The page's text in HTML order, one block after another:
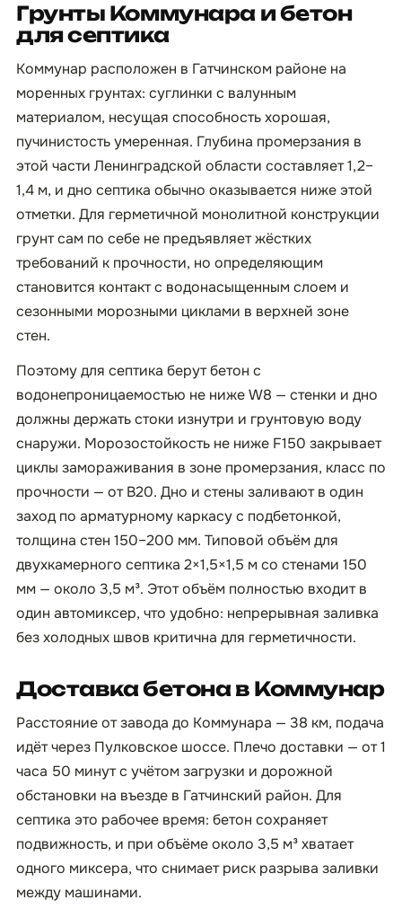
Грунты Коммунара и бетон
для септика
Коммунар расположен в Гатчинском районе на
моренных грунтах: суглинки с валунным
материалом, несущая способность хорошая,
пучинистость умеренная. Глубина промерзания в
этой части Ленинградской области составляет 1,2–
1,4 м, и дно септика обычно оказывается ниже этой
отметки. Для герметичной монолитной конструкции
грунт сам по себе не предъявляет жёстких
требований к прочности, но определяющим
становится контакт с водонасыщенным слоем и
сезонными морозными циклами в верхней зоне
стен.
Поэтому для септика берут бетон с
водонепроницаемостью не ниже W8 — стенки и дно
должны держать стоки изнутри и грунтовую воду
снаружи. Морозостойкость не ниже F150 закрывает
циклы замораживания в зоне промерзания, класс по
прочности — от B20. Дно и стены заливают в один
заход по арматурному каркасу с подбетонкой,
толщина стен 150–200 мм. Типовой объём для
двухкамерного септика 2×1,5×1,5 м со стенами 150
мм — около 3,5 м³. Этот объём полностью входит в
один автомиксер, что удобно: непрерывная заливка
без холодных швов критична для герметичности.
Доставка бетона в Коммунар
Расстояние от завода до Коммунара — 38 км, подача
идёт через Пулковское шоссе. Плечо доставки — от 1
часа 50 минут с учётом загрузки и дорожной
обстановки на въезде в Гатчинский район. Для
септика это рабочее время: бетон сохраняет
подвижность, и при объёме около 3,5 м³ хватает
одного миксера, что снимает риск разрыва заливки
между машинами.